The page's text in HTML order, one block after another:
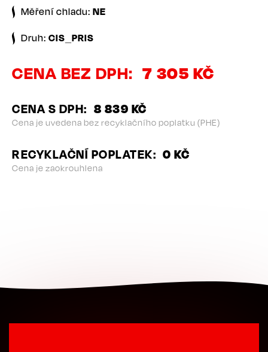
Měření chladu: NE
Druh: CIS_PRIS
CENA BEZ DPH 7 305 KČ
CENA S DPH 8 839 KČ
Cena je uvedena bez recyklačního poplatku (PHE)
RECYKLAČNÍ POPLATEK 0 KČ
Cena je zaokrouhlena